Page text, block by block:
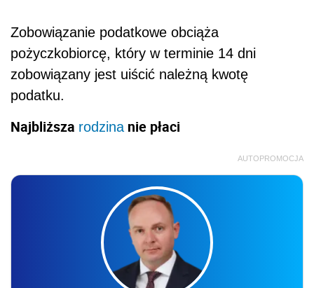
Zobowiązanie podatkowe obciąża
pożyczkobiorcę, który w terminie 14 dni
zobowiązany jest uiścić należną kwotę
podatku.
Najbliższa rodzinanie płaci
AUTOPROMOCJA